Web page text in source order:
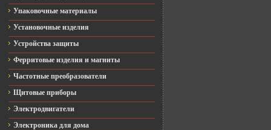
Упаковочные материалы
Установочные изделия
Устройства защиты
Ферритовые изделия и магниты
Частотные преобразователи
Щитовые приборы
Электродвигатели
Электроника для дома